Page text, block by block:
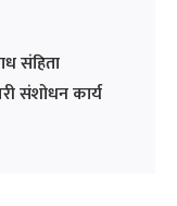
संहिता
संशोधन कार्य